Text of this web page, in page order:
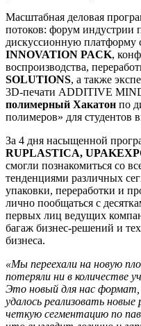
Масштабная деловая
потоков: форум индустрии
дискуссионную платформу
INNOVATION PACK,
воспроизводства,
SOLUTIONS, а также
3D-печати ADDITIVE
полимерный Хакатон по
полимеров» для студентов
За 4 дня насыщенной
RUPLASTICA,
смогли познакомиться со
тенденциями различных
упаковки, переработки и
лично пообщаться с
первых лиц ведущих
багаж бизнес-решений и
бизнеса.
«Мы переехали на новую
потеряли ни в количестве
Это новый для нас формат,
удалось реализовать
четкую сегментацию по